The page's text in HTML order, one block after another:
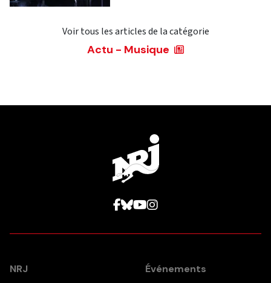
Voir tous les articles de la catégorie
Actu - Musique
NRJ Événements